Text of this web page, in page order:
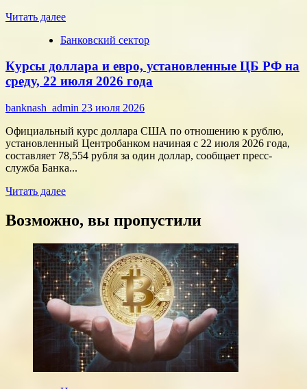
технологий
Читать далееПрочитать
о
финансы:
скорость
против
переплат
Банковский сектор
Курсы доллара и евро, установленные ЦБ РФ на
среду, 22 июля 2026 года
banknash_admin 23 июля 2026
Официальный курс доллара США по отношению к рублю,
установленный Центробанком начиная с 22 июля 2026 года,
составляет 78,554 рубля за один доллар, сообщает пресс-
служба Банка...
Читать далееПрочитать
Курсы
и
евро,
установленные
ЦБ
РФ
на
среду,
22
июля
2026
года
Возможно, вы пропустили